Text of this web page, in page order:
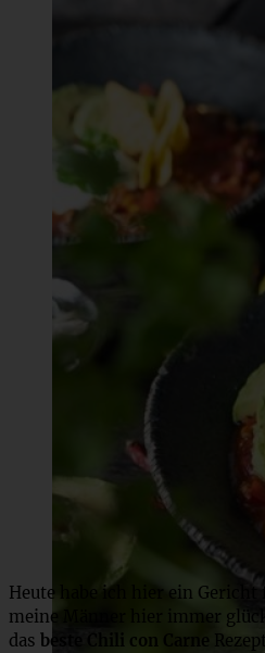
Heute habe ich hier ein Gericht
meine Männer hier immer
das beste Chili con Carne